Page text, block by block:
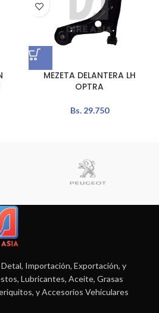
MEZETA DELANTERA LH
OPTRA
Bs.29.750
Importación, Exportación, y
Lubricantes, Aceite, Grasas
y Accesorios Vehiculares